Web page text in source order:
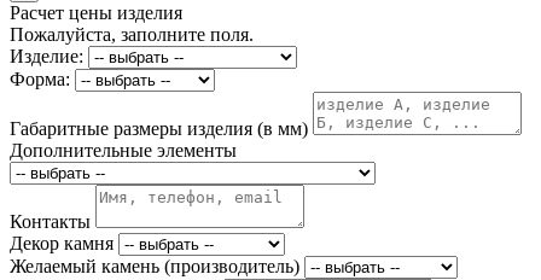
Расчет цены изделия
Пожалуйста, заполните поля.
Изделие:
Форма:
Габаритные размеры изделия (в мм)
Дополнительные элементы
Контакты
Декор камня
Желаемый камень (производитель)